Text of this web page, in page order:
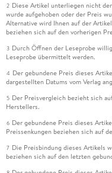
2 Diese Artikel unterliegen nicht
wurde aufgehoben oder der Preis
Alternative wird Ihnen auf der
beziehen sich auf den vorherigen
3 Durch Öffnen der Leseprobe
Leseprobe übermittelt werden.
4 Der gebundene Preis dieses
dargestellten Datums vom Verlag
5 Der Preisvergleich bezieht sich
Herstellers.
6 Der gebundene Preis dieses
Preissenkungen beziehen sich auf
7 Die Preisbindung dieses Artikels
beziehen sich auf den letzten